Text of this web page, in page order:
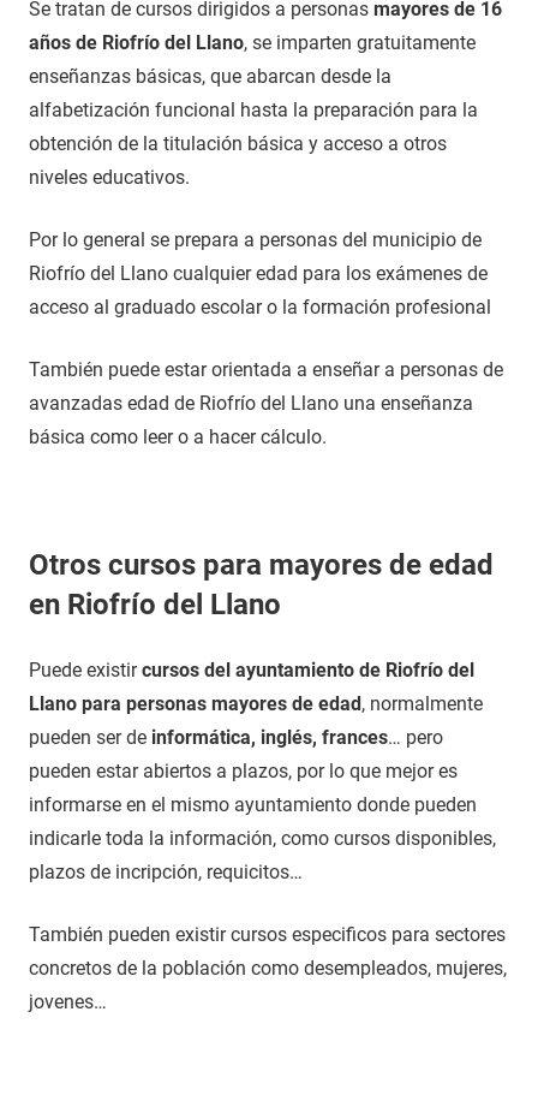
Se tratan de cursos dirigidos a personas mayores de 16
años de Riofrío del Llano, se imparten gratuitamente
enseñanzas básicas, que abarcan desde la
alfabetización funcional hasta la preparación para la
obtención de la titulación básica y acceso a otros
niveles educativos.
Por lo general se prepara a personas del municipio de
Riofrío del Llano cualquier edad para los exámenes de
acceso al graduado escolar o la formación profesional
También puede estar orientada a enseñar a personas de
avanzadas edad de Riofrío del Llano una enseñanza
básica como leer o a hacer cálculo.
Otros cursos para mayores de edad
en Riofrío del Llano
Puede existircursos del ayuntamiento de Riofrío del
Llano para personas mayores de edad, normalmente
pueden ser de informática, inglés, frances… pero
pueden estar abiertos a plazos, por lo que mejor es
informarse en el mismo ayuntamiento donde pueden
indicarle toda la información, como cursos disponibles,
plazos de incripción, requicitos…
También pueden existir cursos especificos para sectores
concretos de la población como desempleados, mujeres,
jovenes…